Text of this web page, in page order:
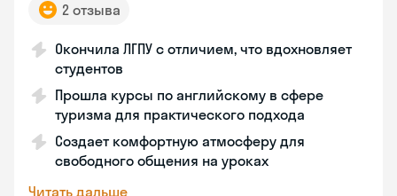
2 отзыва
Окончила ЛГПУ с отличием, что вдохновляет
студентов
Прошла курсы по английскому в сфере
туризма для практического подхода
Создает комфортную атмосферу для
свободного общения на уроках
Читать дальше